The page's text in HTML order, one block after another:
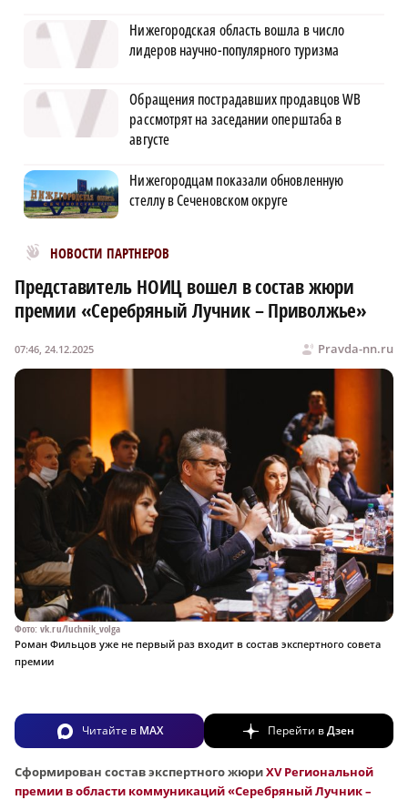
Нижегородская область вошла в число
лидеров научно-популярного туризма
Обращения пострадавших продавцов WB
рассмотрят на заседании оперштаба в
августе
Нижегородцам показали обновленную
стеллу в Сеченовском округе
НОВОСТИ ПАРТНЕРОВ
Новости МирТесен
Представитель НОИЦ вошел в состав жюри
премии «Серебряный Лучник – Приволжье»
Pravda-nn.ru
07:46, 24.12.2025
Фото: vk.ru/luchnik_volga
Роман Фильцов уже не первый раз входит в состав экспертного совета
премии
Читайте в MAX Перейти вДзен
Сформирован состав экспертного жюриXV Региональной
премии в области коммуникаций «Серебряный Лучник –